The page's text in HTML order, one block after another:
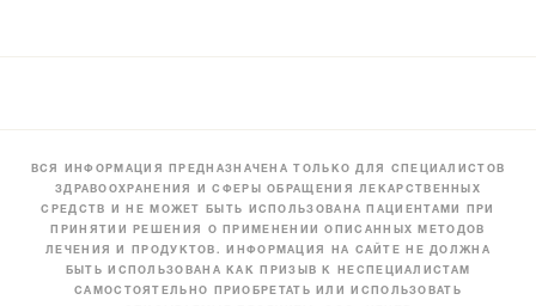
ВСЯ ИНФОРМАЦИЯ ПРЕДНАЗНАЧЕНА ТОЛЬКО ДЛЯ СПЕЦИАЛИСТОВ
ЗДРАВООХРАНЕНИЯ И СФЕРЫ ОБРАЩЕНИЯ ЛЕКАРСТВЕННЫХ
СРЕДСТВ И НЕ МОЖЕТ БЫТЬ ИСПОЛЬЗОВАНА ПАЦИЕНТАМИ ПРИ
ПРИНЯТИИ РЕШЕНИЯ О ПРИМЕНЕНИИ ОПИСАННЫХ МЕТОДОВ
ЛЕЧЕНИЯ И ПРОДУКТОВ. ИНФОРМАЦИЯ НА САЙТЕ НЕ ДОЛЖНА
БЫТЬ ИСПОЛЬЗОВАНА КАК ПРИЗЫВ К НЕСПЕЦИАЛИСТАМ
САМОСТОЯТЕЛЬНО ПРИОБРЕТАТЬ ИЛИ ИСПОЛЬЗОВАТЬ